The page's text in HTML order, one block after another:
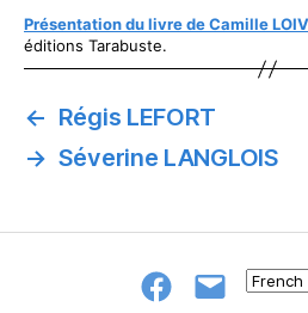
Présentation du livre de Camille
éditions Tarabuste.
← Régis LEFORT
→ Séverine LANGLOIS
GroupeE-